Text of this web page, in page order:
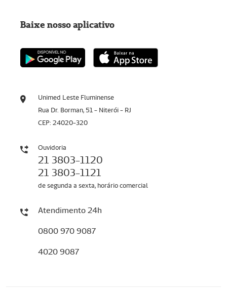
Unimed Leste Fluminense
Rua Dr. Borman, 51 - Niterói - RJ
CEP: 24020-320
Ouvidoria
21 3803-1120
21 3803-1121
de segunda a sexta, horário comercial
Atendimento 24h
0800 970 9087
4020 9087
Baixe nosso aplicativo